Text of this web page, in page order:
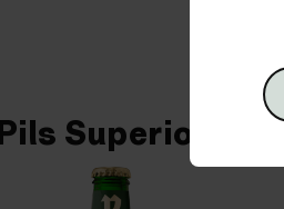
Pils Superiore